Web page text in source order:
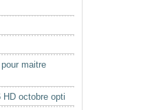
maitre
HD octobre opti